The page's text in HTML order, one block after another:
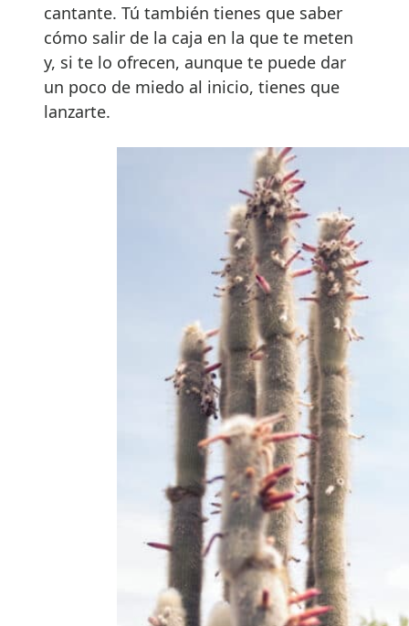
cantante. Tú también tienes que saber
cómo salir de la caja en la que te meten
y, si te lo ofrecen, aunque te puede dar
un poco de miedo al inicio, tienes que
lanzarte.